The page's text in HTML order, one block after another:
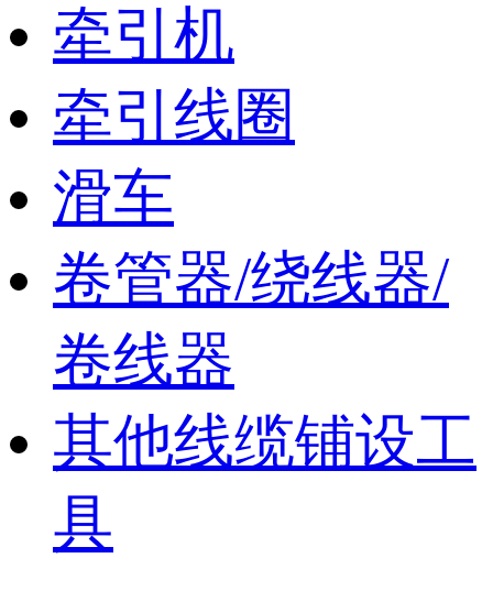
牵引机
牵引线圈
滑车
卷管器/绕线器/
卷线器
其他线缆铺设工
具